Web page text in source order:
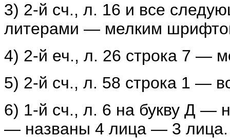
3) 2-й сч., л. 16 и все
литерами — мелким
4) 2-й еч., л. 26 строка 7 —
5) 2-й сч., л. 58 строка 1 —
6) 1-й сч., л. 6 на букву Д —
— названы 4 лица — 3 лица.